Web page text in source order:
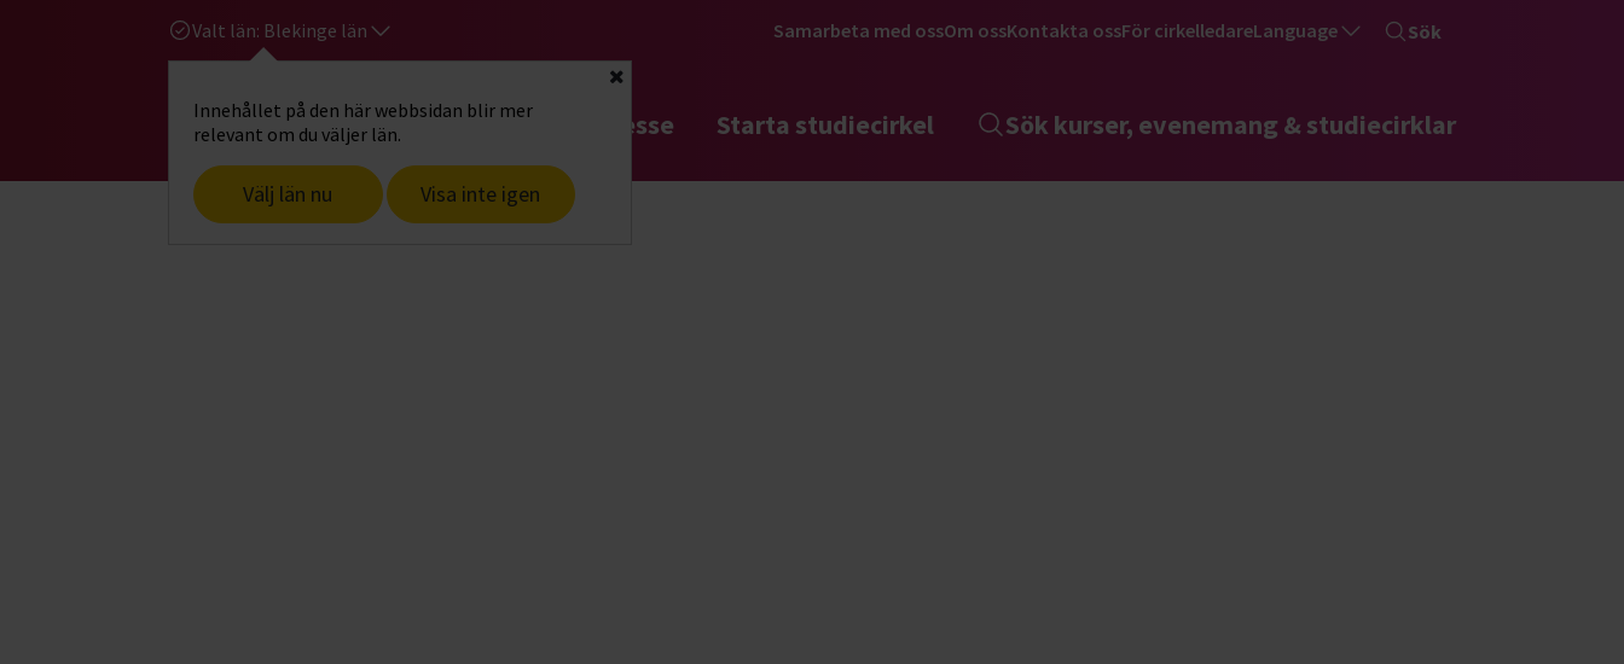
Valt län: Blekinge län
Innehållet på den här webbsidan blir mer
relevant om du väljer län.
Välj län nu Visa inte igen
Stäng
Samarbeta med ossOm ossKontakta ossFör cirkelledareLanguage Sök
Gå till studiefrämjandets startsidaHitta intresse Starta studiecirkel Sök kurser, evenemang & studiecirklar